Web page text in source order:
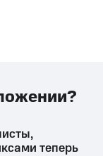
теперь